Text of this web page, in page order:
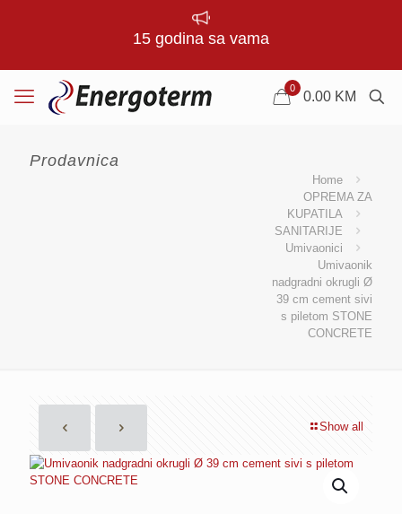
15 godina sa vama
0
0.00 KM
Prodavnica
Home
OPREMA ZA
KUPATILA
SANITARIJE
Umivaonici
Umivaonik
nadgradni okrugli Ø
39 cm cement sivi
s piletom STONE
CONCRETE
Show all